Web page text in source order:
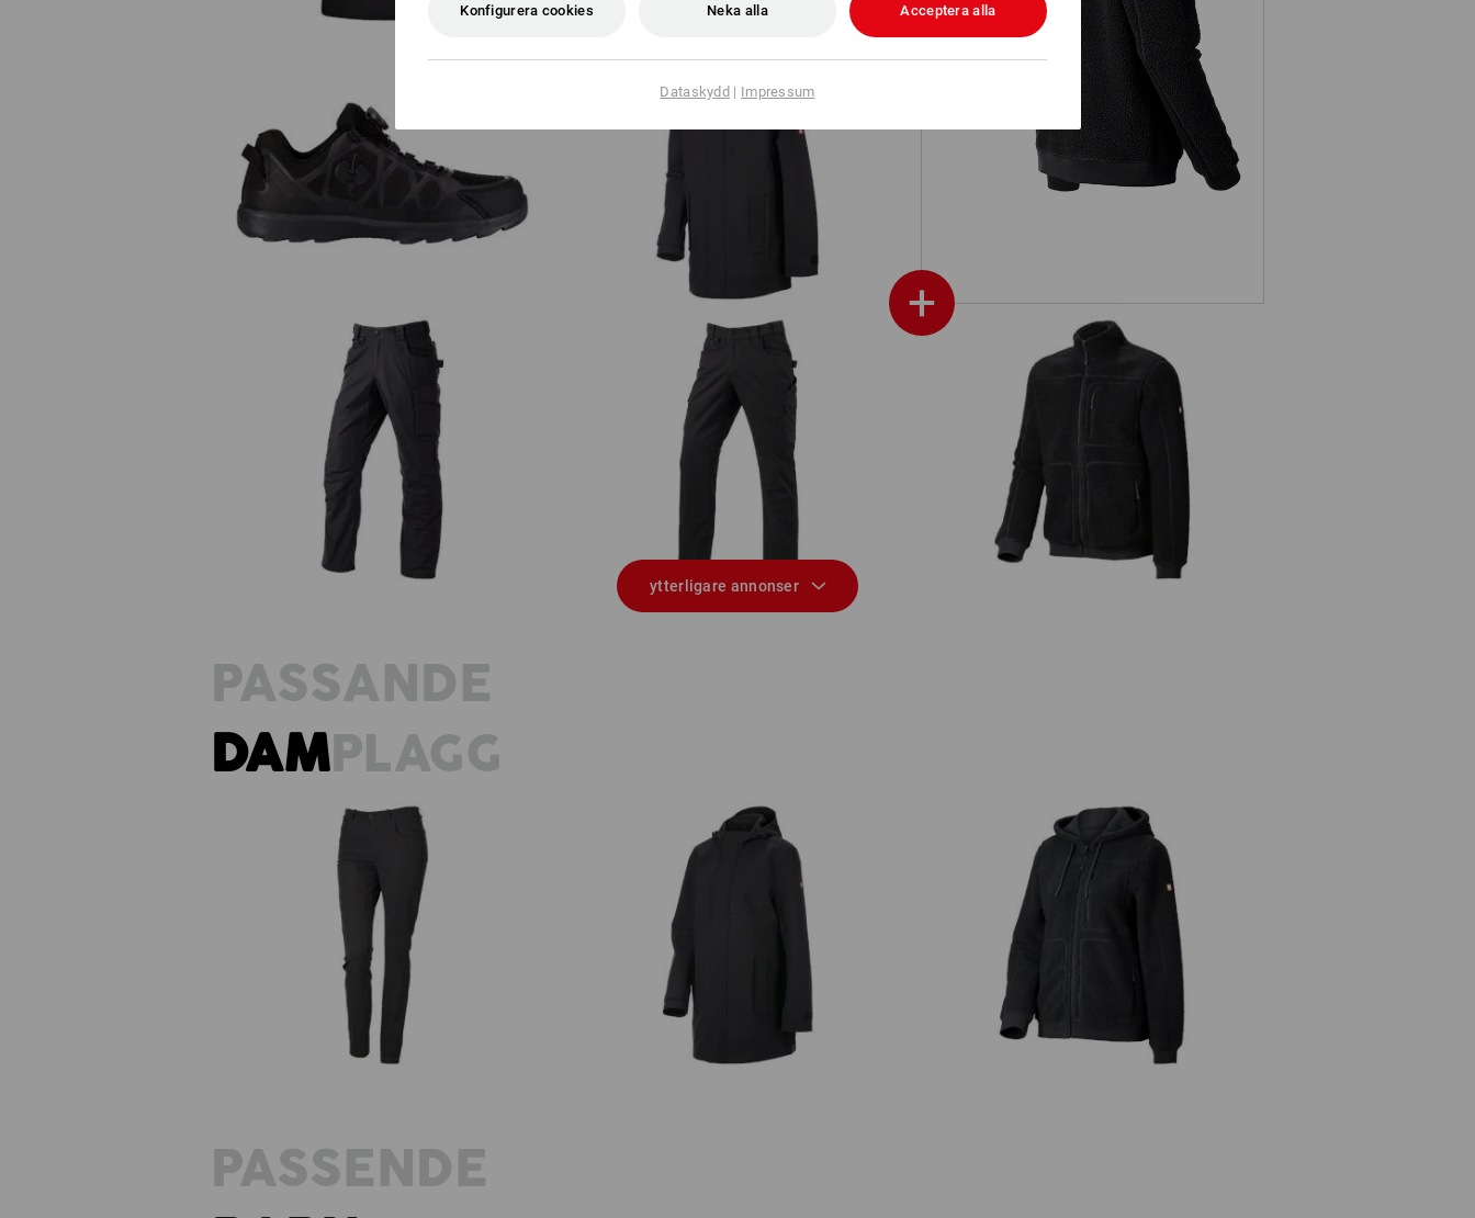
Fiberpälshuvjacka e.s.e:pic
+
S1 skyddslågskor e.s. Baham II low Regnparkas e.s.e:pic
Midjebyxa e.s.e:pic ripstop Midjebyxa e.s.e:pic twill Fiberpälsjacka e.s.e:pic
ytterligare annonser
PASSANDE
DAMPLAGG
Double Front Tights e.s.e:pic, dam Regnparkas e.s.e:pic, dam Fiberpälshuvjacka e.s.e:pic, dam
PASSENDE
Konfigurera cookies Neka alla Acceptera alla
Dataskydd | Impressum